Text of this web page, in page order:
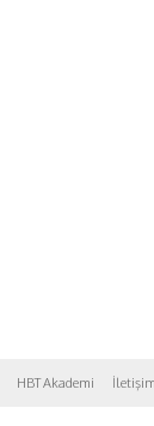
HBT Akademi İletişim